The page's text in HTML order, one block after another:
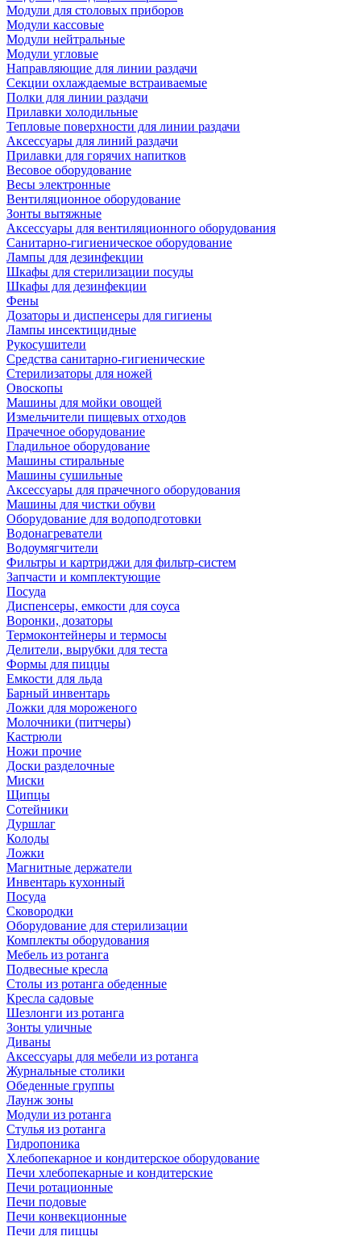
Модули для столовых приборов
Модули кассовые
Модули нейтральные
Модули угловые
Направляющие для линии раздачи
Секции охлаждаемые встраиваемые
Полки для линии раздачи
Прилавки холодильные
Тепловые поверхности для линии раздачи
Аксессуары для линий раздачи
Прилавки для горячих напитков
Весовое оборудование
Весы электронные
Вентиляционное оборудование
Зонты вытяжные
Аксессуары для вентиляционного оборудования
Санитарно-гигиеническое оборудование
Лампы для дезинфекции
Шкафы для стерилизации посуды
Шкафы для дезинфекции
Фены
Дозаторы и диспенсеры для гигиены
Лампы инсектицидные
Рукосушители
Средства санитарно-гигиенические
Стерилизаторы для ножей
Овоскопы
Машины для мойки овощей
Измельчители пищевых отходов
Прачечное оборудование
Гладильное оборудование
Машины стиральные
Машины сушильные
Аксессуары для прачечного оборудования
Машины для чистки обуви
Оборудование для водоподготовки
Водонагреватели
Водоумягчители
Фильтры и картриджи для фильтр-систем
Запчасти и комплектующие
Посуда
Диспенсеры, емкости для соуса
Воронки, дозаторы
Термоконтейнеры и термосы
Делители, вырубки для теста
Формы для пиццы
Емкости для льда
Барный инвентарь
Ложки для мороженого
Молочники (питчеры)
Кастрюли
Ножи прочие
Доски разделочные
Миски
Щипцы
Сотейники
Дуршлаг
Колоды
Ложки
Магнитные держатели
Инвентарь кухонный
Посуда
Сковородки
Оборудование для стерилизации
Комплекты оборудования
Мебель из ротанга
Подвесные кресла
Столы из ротанга обеденные
Кресла садовые
Шезлонги из ротанга
Зонты уличные
Диваны
Аксессуары для мебели из ротанга
Журнальные столики
Обеденные группы
Лаунж зоны
Модули из ротанга
Стулья из ротанга
Гидропоника
Хлебопекарное и кондитерское оборудование
Печи хлебопекарные и кондитерские
Печи ротационные
Печи подовые
Печи конвекционные
Печи для пиццы